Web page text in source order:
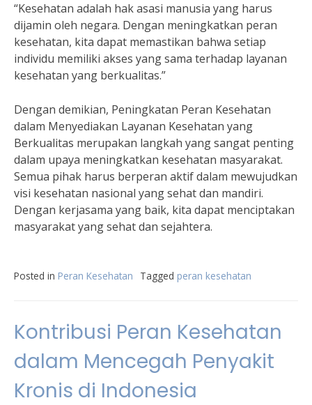
“Kesehatan adalah hak asasi manusia yang harus
dijamin oleh negara. Dengan meningkatkan peran
kesehatan, kita dapat memastikan bahwa setiap
individu memiliki akses yang sama terhadap layanan
kesehatan yang berkualitas.”
Dengan demikian, Peningkatan Peran Kesehatan
dalam Menyediakan Layanan Kesehatan yang
Berkualitas merupakan langkah yang sangat penting
dalam upaya meningkatkan kesehatan masyarakat.
Semua pihak harus berperan aktif dalam mewujudkan
visi kesehatan nasional yang sehat dan mandiri.
Dengan kerjasama yang baik, kita dapat menciptakan
masyarakat yang sehat dan sejahtera.
Posted in Peran Kesehatan Tagged peran kesehatan
Kontribusi Peran Kesehatan
dalam Mencegah Penyakit
Kronis di Indonesia